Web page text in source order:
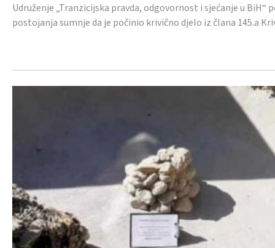
Udruženje „Tranzicijska pravda, odgovornost i sjećanje u
postojanja sumnje da je počinio krivično djelo iz člana 145.a